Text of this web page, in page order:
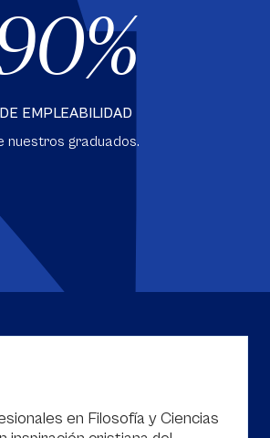
DE EMPLEABILIDAD
nuestros graduados.
en Filosofía y Ciencias